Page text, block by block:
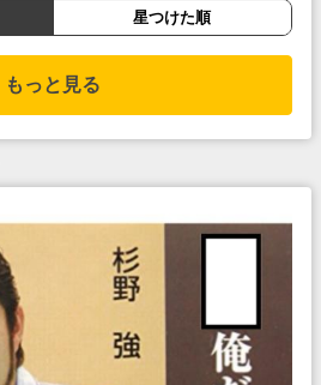
星つけた順
もっと見る